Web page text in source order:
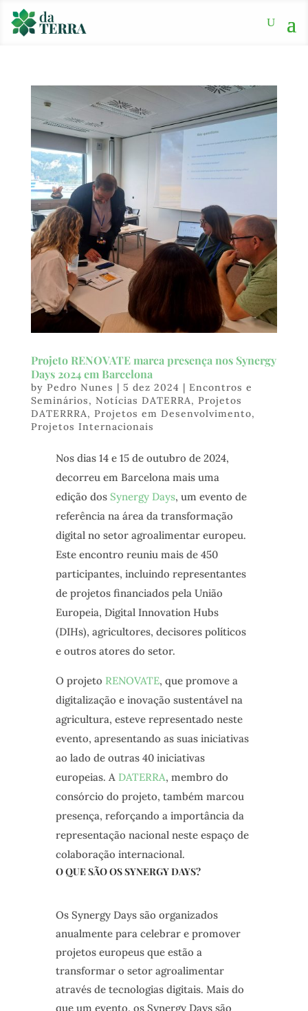
Projeto RENOVATE marca presença nos Synergy
Days 2024 em Barcelona
by Pedro Nunes | 5 dez 2024 | Encontros e
Seminários, Notícias DATERRA, Projetos
DATERRRA, Projetos em Desenvolvimento,
Projetos Internacionais
Nos dias 14 e 15 de outubro de 2024,
decorreu em Barcelona mais uma
edição dos Synergy Days, um evento de
referência na área da transformação
digital no setor agroalimentar europeu.
Este encontro reuniu mais de 450
participantes, incluindo representantes
de projetos financiados pela União
Europeia, Digital Innovation Hubs
(DIHs), agricultores, decisores políticos
e outros atores do setor.
O projeto RENOVATE, que promove a
digitalização e inovação sustentável na
agricultura, esteve representado neste
evento, apresentando as suas iniciativas
ao lado de outras 40 iniciativas
europeias. A DATERRA, membro do
consórcio do projeto, também marcou
presença, reforçando a importância da
representação nacional neste espaço de
colaboração internacional.
O QUE SÃO OS SYNERGY DAYS?
Os Synergy Days são organizados
anualmente para celebrar e promover
projetos europeus que estão a
transformar o setor agroalimentar
através de tecnologias digitais. Mais do
que um evento, os Synergy Days são